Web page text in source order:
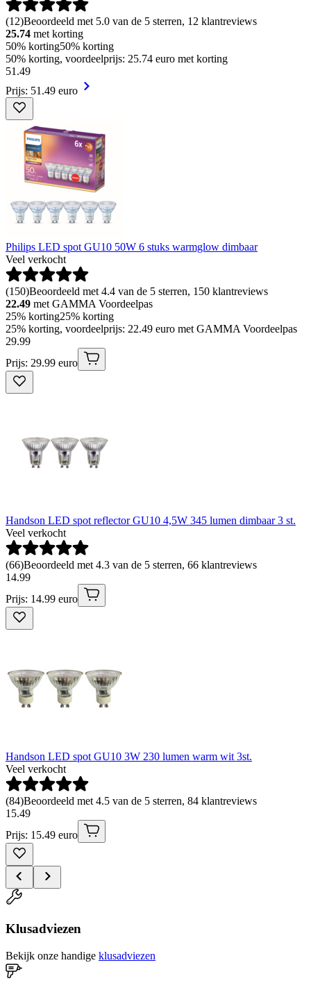
(12)Beoordeeld met 5.0 van de 5 sterren, 12 klantreviews
25.74 met korting
50% korting50% korting
50% korting, voordeelprijs: 25.74 euro met korting
51 .49
Prijs: 51.49 euro
Philips LED spot GU10 50W 6 stuks warmglow dimbaar
Veel verkocht
(150)Beoordeeld met 4.4 van de 5 sterren, 150 klantreviews
22.49 met GAMMA Voordeelpas
25% korting25% korting
25% korting, voordeelprijs: 22.49 euro met GAMMA Voordeelpas
29.99
Prijs: 29.99 euro
Handson LED spot reflector GU10 4,5W 345 lumen dimbaar 3 st.
Veel verkocht
(66)Beoordeeld met 4.3 van de 5 sterren, 66 klantreviews
14.99
Prijs: 14.99 euro
Handson LED spot GU10 3W 230 lumen warm wit 3st.
Veel verkocht
(84)Beoordeeld met 4.5 van de 5 sterren, 84 klantreviews
15.49
Prijs: 15.49 euro
Klusadviezen
Bekijk onze handige klusadviezen